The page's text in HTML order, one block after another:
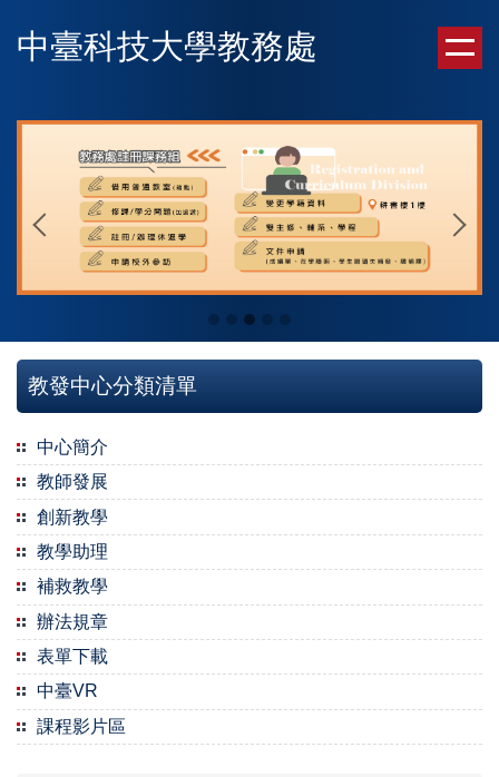
到
內
中臺科技大學教務處
教發中心分類清單
中心簡介
教師發展
創新教學
教學助理
補救教學
辦法規章
表單下載
中臺VR
課程影片區